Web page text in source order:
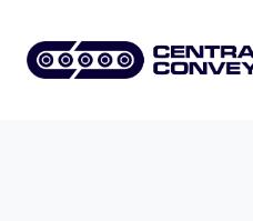
content